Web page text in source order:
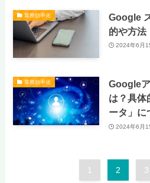
業務効率化
Google
的や方法
2024年6月
業務効率化
Google
は？具体
ータ」に
2024年6月
1 2 3